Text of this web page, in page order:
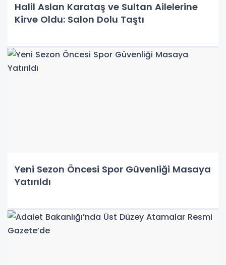
Halil Aslan Karataş ve Sultan Ailelerine
Kirve Oldu: Salon Dolu Taştı
Yeni Sezon Öncesi Spor Güvenliği Masaya
Yatırıldı